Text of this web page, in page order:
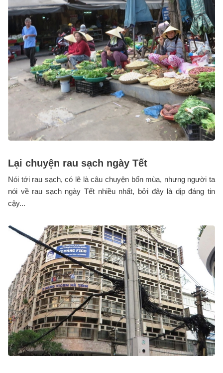
Lại chuyện rau sạch ngày Tết
Nói tới rau sạch, có lẽ là câu chuyện bốn mùa, nhưng người ta
nói về rau sạch ngày Tết nhiều nhất, bởi đây là dịp đáng tin
cậy...